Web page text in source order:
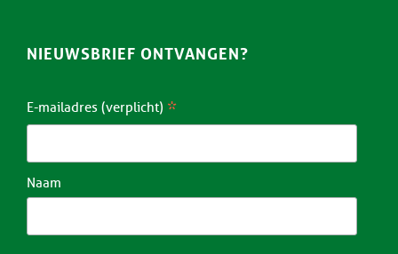
NIEUWSBRIEF ONTVANGEN?
E-mailadres (verplicht) *
Naam